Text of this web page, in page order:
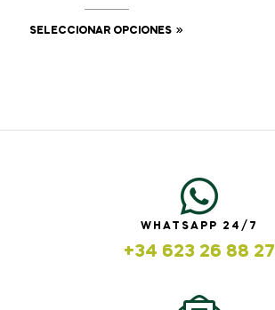
SELECCIONAR OPCIONES
WHATSAPP 24/7
+34 623 26 88 27